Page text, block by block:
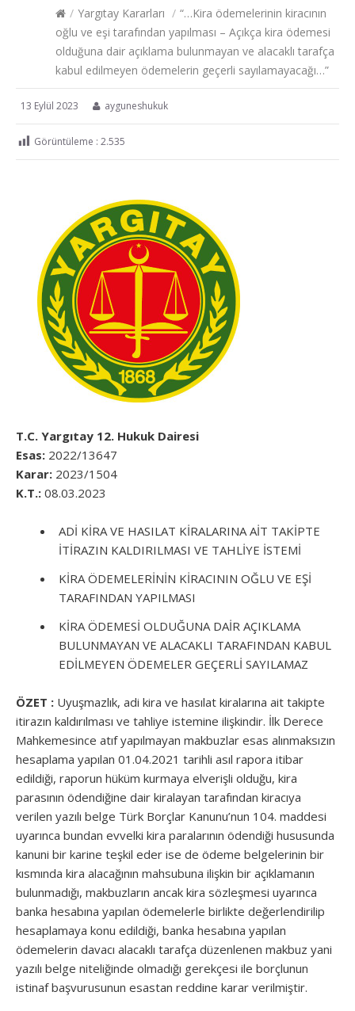
/ Yargıtay Kararları / “…Kira ödemelerinin kiracının
oğlu ve eşi tarafından yapılması – Açıkça kira ödemesi
olduğuna dair açıklama bulunmayan ve alacaklı tarafça
kabul edilmeyen ödemelerin geçerli sayılamayacağı…”
13 Eylül 2023 ayguneshukuk
Görüntüleme : 2.535
T.C. Yargıtay 12. Hukuk Dairesi
Esas: 2022/13647
Karar: 2023/1504
K.T.: 08.03.2023
ADİ KİRA VE HASILAT KİRALARINA AİT TAKİPTE
İTİRAZIN KALDIRILMASI VE TAHLİYE İSTEMİ
KİRA ÖDEMELERİNİN KİRACININ OĞLU VE EŞİ
TARAFINDAN YAPILMASI
KİRA ÖDEMESİ OLDUĞUNA DAİR AÇIKLAMA
BULUNMAYAN VE ALACAKLI TARAFINDAN KABUL
EDİLMEYEN ÖDEMELER GEÇERLİ SAYILAMAZ
ÖZET : Uyuşmazlık, adi kira ve hasılat kiralarına ait takipte
itirazın kaldırılması ve tahliye istemine ilişkindir. İlk Derece
Mahkemesince atıf yapılmayan makbuzlar esas alınmaksızın
hesaplama yapılan 01.04.2021 tarihli asıl rapora itibar
edildiği, raporun hüküm kurmaya elverişli olduğu, kira
parasının ödendiğine dair kiralayan tarafından kiracıya
verilen yazılı belge Türk Borçlar Kanunu’nun 104. maddesi
uyarınca bundan evvelki kira paralarının ödendiği hususunda
kanuni bir karine teşkil eder ise de ödeme belgelerinin bir
kısmında kira alacağının mahsubuna ilişkin bir açıklamanın
bulunmadığı, makbuzların ancak kira sözleşmesi uyarınca
banka hesabına yapılan ödemelerle birlikte değerlendirilip
hesaplamaya konu edildiği, banka hesabına yapılan
ödemelerin davacı alacaklı tarafça düzenlenen makbuz yani
yazılı belge niteliğinde olmadığı gerekçesi ile borçlunun
istinaf başvurusunun esastan reddine karar verilmiştir.